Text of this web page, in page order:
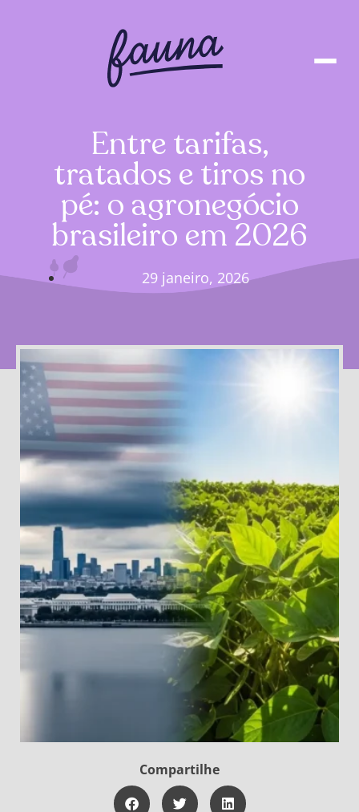
Entre tarifas,
tratados e tiros no
pé: o agronegócio
brasileiro em 2026
29 janeiro, 2026
Compartilhe